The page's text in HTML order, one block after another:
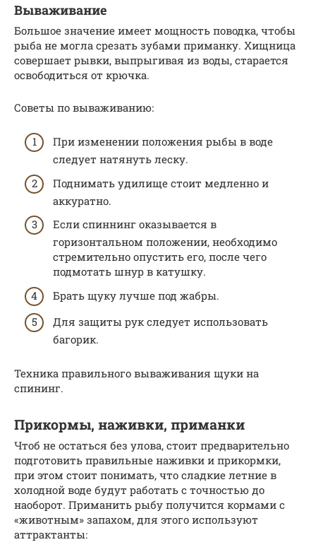
Вываживание
Большое значение имеет мощность поводка, чтобы
рыба не могла срезать зубами приманку. Хищница
совершает рывки, выпрыгивая из воды, старается
освободиться от крючка.
Советы по вываживанию:
При изменении положения рыбы в воде
следует натянуть леску.
Поднимать удилище стоит медленно и
аккуратно.
Если спиннинг оказывается в
горизонтальном положении, необходимо
стремительно опустить его, после чего
подмотать шнур в катушку.
Брать щуку лучше под жабры.
Для защиты рук следует использовать
багорик.
Техника правильного вываживания щуки на
спининг.
Прикормы, наживки, приманки
Чтоб не остаться без улова, стоит предварительно
подготовить правильные наживки и прикормки,
при этом стоит понимать, что сладкие летние в
холодной воде будут работать с точностью до
наоборот. Приманить рыбу получится кормами с
«животным» запахом, для этого используют
аттрактанты: